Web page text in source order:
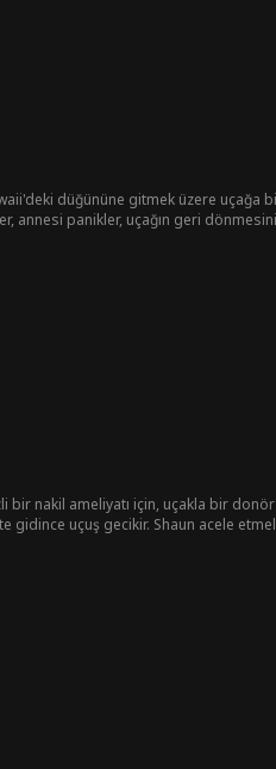
düğününe gitmek üzere uçağa
annesi panikler, uçağın geri
nakil ameliyatı için, uçakla bir
gidince uçuş gecikir. Shaun acele